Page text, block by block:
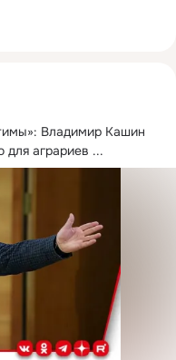
Владимир Кашин
для аграриев ...